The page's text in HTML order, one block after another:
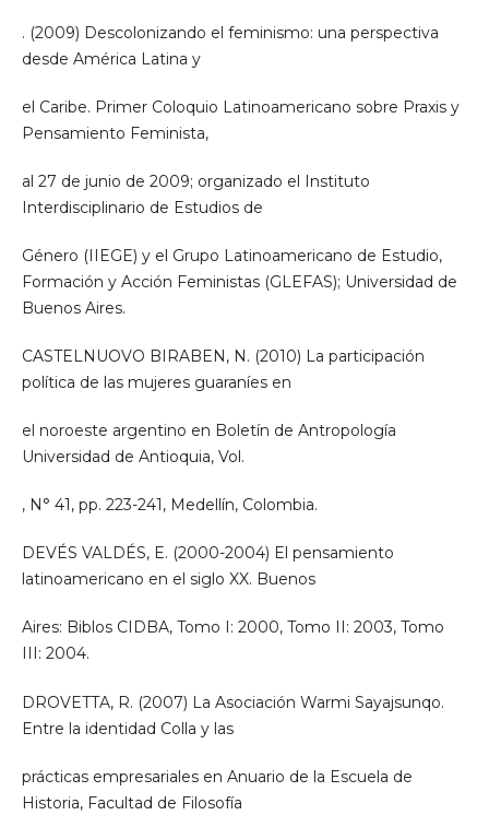
. (2009) Descolonizando el feminismo: una perspectiva
desde América Latina y
el Caribe. Primer Coloquio Latinoamericano sobre Praxis y
Pensamiento Feminista,
al 27 de junio de 2009; organizado el Instituto
Interdisciplinario de Estudios de
Género (IIEGE) y el Grupo Latinoamericano de Estudio,
Formación y Acción Feministas (GLEFAS); Universidad de
Buenos Aires.
CASTELNUOVO BIRABEN, N. (2010) La participación
política de las mujeres guaraníes en
el noroeste argentino en Boletín de Antropología
Universidad de Antioquia, Vol.
, N° 41, pp. 223-241, Medellín, Colombia.
DEVÉS VALDÉS, E. (2000-2004) El pensamiento
latinoamericano en el siglo XX. Buenos
Aires: Biblos CIDBA, Tomo I: 2000, Tomo II: 2003, Tomo
III: 2004.
DROVETTA, R. (2007) La Asociación Warmi Sayajsunqo.
Entre la identidad Colla y las
prácticas empresariales en Anuario de la Escuela de
Historia, Facultad de Filosofía